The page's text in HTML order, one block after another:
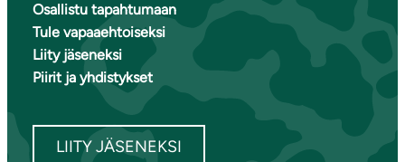
Osallistu tapahtumaan
Tule vapaaehtoiseksi
Liity jäseneksi
Piirit ja yhdistykset
LIITY JÄSENEKSI